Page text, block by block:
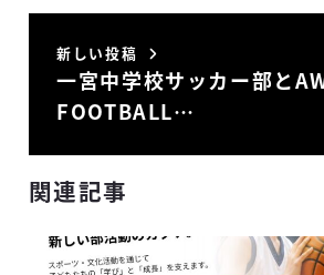
新しい投稿
一宮中学校サッカー部と
FOOTBALL…
関連記事